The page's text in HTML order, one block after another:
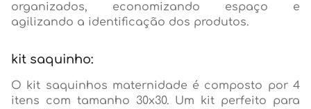
organizados, economizando espaço e
agilizando a identificação dos produtos.
kit saquinho:
O kit saquinhos maternidade é composto por 4
itens com tamanho 30x30. Um kit perfeito para